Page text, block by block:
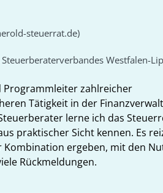
steuerrat.de)
Westfalen-
zahlreicher
Tätigkeit in der
lerne ich das
praktischer Sicht kennen. Es
Kombination ergeben, mit den
Rückmeldungen.